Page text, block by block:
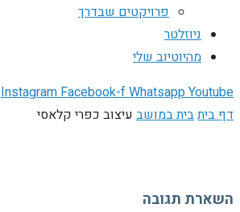
פרויקטים שבדרך
ניוזלטר
מהיוטיוב שלי
InstagramFacebook-fWhatsappYoutube
דף ביתבית במושב עיצוב כפרי קלאסי
השארת תגובה